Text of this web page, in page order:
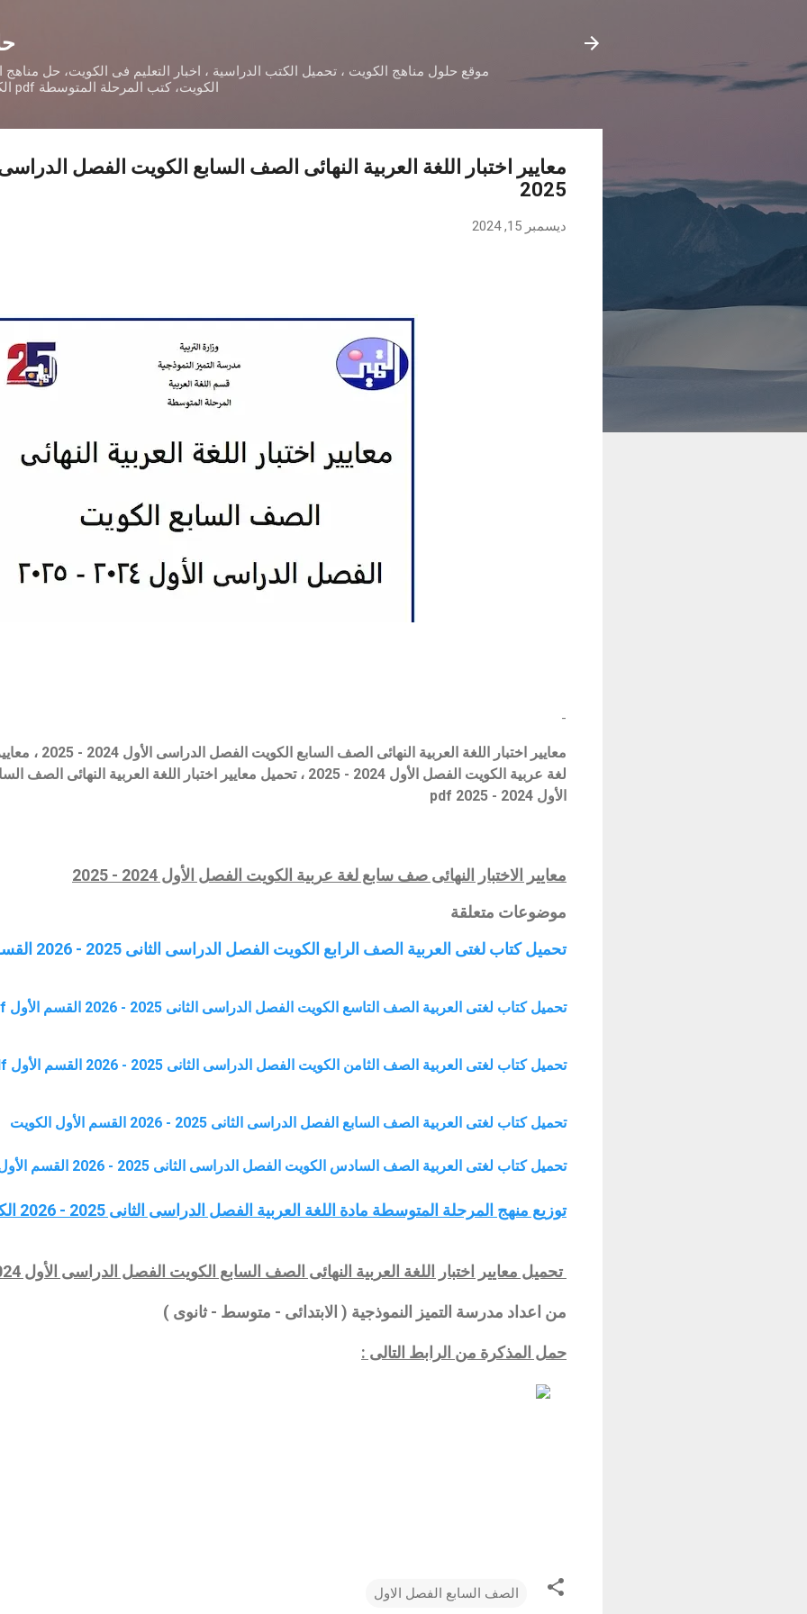
موقع حلول مناهج الكويت ، تحميل الكتب الدراسية ، اخبار التعليم فى الكويت، حل
الكويت، كتب المرحلة المتوسطة pdf الكويت، تحميل أدلة المعلمpdf
2025
ديسمبر 15, 2024
-
معايير اختبار اللغة
لغة عربية الكويت الفصل الأول 2024 - 2025 ، تحميل
معايير اختبار اللغة العربية النهائى الصف
الأول 2024 - 2025
pdf
معايير الاختبار النهائى صف سابع لغة عربية الكويت الفصل الأول 2024 - 2025
موضوعات متعلقة
تحميل كتاب لغتى العربية الصف الرابع الكويت الفصل الدراسى الثانى 2025 - 2026 القسم الأول pdf
تحميل كتاب لغتى العربية الصف التاسع الكويت الفصل الدراسى الثانى 2025 - 2026 القسم الأول pdf
تحميل كتاب لغتى العربية الصف الثامن الكويت الفصل الدراسى الثانى 2025 - 2026 القسم الأول pdf
تحميل كتاب لغتى العربية الصف السابع الفصل الدراسى الثانى 2025 - 2026 القسم الأول الكويت
تحميل كتاب لغتى العربية الصف السادس الكويت الفصل الدراسى الثانى 2025 - 2026 القسم الأول
توزيع منهج المرحلة المتوسطة مادة اللغة العربية الفصل الدراسى الثانى 2025 - 2026 الكويت
تحميل معايير اختبار اللغة العربية النهائى الصف السابع الكويت الفصل الدراسى الأول 2024 - 2025
من اعداد مدرسة التميز النموذجية ( الابتدائى - متوسط - ثانوى )
حمل المذكرة من الرابط التالى :
الصف السابع الفصل الاول